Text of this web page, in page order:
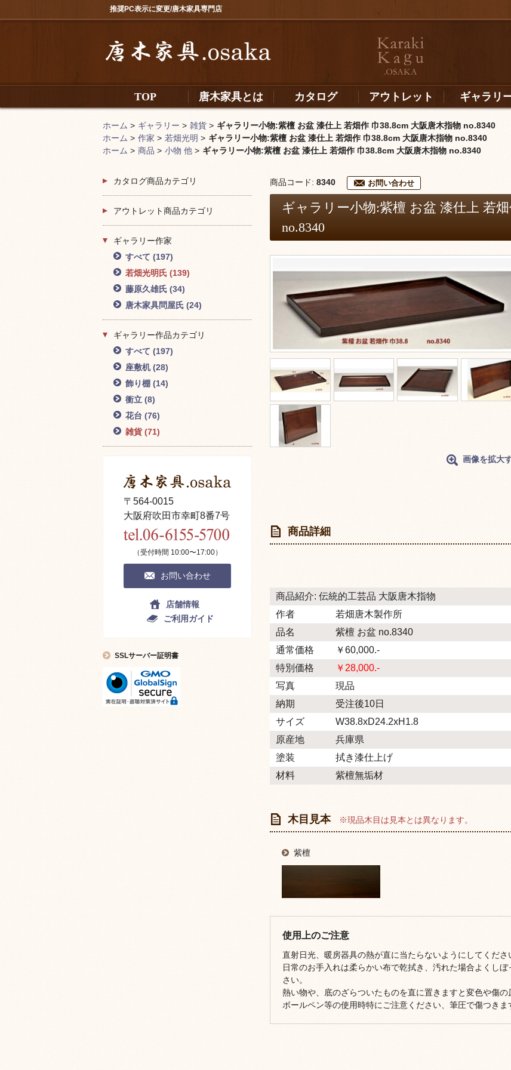
推奨PC表示に変更/唐木家具専門店
TOP 唐木家具とは カタログ アウトレット ギャラリ
ホーム > ギャラリー > 雑貨 > ギャラリー小物:紫檀 お盆 漆仕上 若畑作 巾38.8cm 大阪唐木指物 no.8340
ホーム > 作家 > 若畑光明 > ギャラリー小物:紫檀 お盆 漆仕上 若畑作 巾38.8cm 大阪唐木指物 no.8340
ホーム > 商品 > 小物 他 > ギャラリー小物:紫檀 お盆 漆仕上 若畑作 巾38.8cm 大阪唐木指物 no.8340
商品コード: 8340 お問い合わせ
ギャラリー小物:紫檀 お盆 漆仕上 若
no.8340
画像を拡大
商品詳細
商品紹介: 伝統的工芸品 大阪唐木指物
作者
若畑唐木製作所
品名
紫檀 お盆 no.8340
通常価格
￥60,000.-
特別価格
￥28,000.-
写真
現品
納期
受注後10日
サイズ
W38.8xD24.2xH1.8
原産地
兵庫県
塗装
拭き漆仕上げ
材料
紫檀無垢材
木目見本 ※現品木目は見本とは異なります。
紫檀
使用上のご注意
直射日光、暖房器具の熱が直に当たらないようにしてくださ
日常のお手入れは柔らかい布で乾拭き、汚れた場合よくし
さい。
熱い物や、底のざらついたものを直に置きますと変色や傷の
ボールペン等の使用時特にご注意ください、筆圧で傷つきま
カタログ商品カテゴリ
アウトレット商品カテゴリ
ギャラリー作家
すべて (197)
若畑光明氏 (139)
藤原久雄氏 (34)
唐木家具問屋氏 (24)
ギャラリー作品カテゴリ
すべて (197)
座敷机(28)
飾り棚 (14)
衝立 (8)
花台 (76)
雑貨 (71)
〒564-0015
大阪府吹田市幸町8番7号
（受付時間 10:00〜17:00）
お問い合わせ
店舗情報
ご利用ガイド
SSLサーバー証明書